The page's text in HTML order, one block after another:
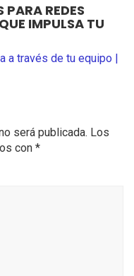
PARA REDES
IMPULSA TU
a través de tu equipo |
será publicada. Los
con *